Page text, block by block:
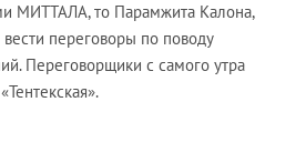
МИТТАЛА, то Парамжита Калона,
переговоры по поводу
Переговорщики с самого утра